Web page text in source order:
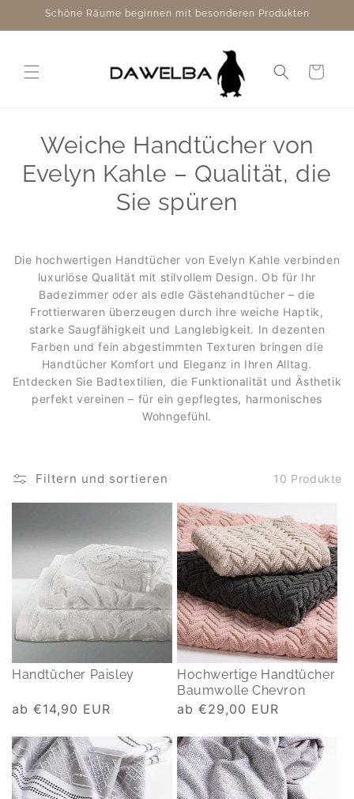
zum
Inhalt
Schöne Räume beginnen mit besonderen Produkten
Warenkorb
Weiche Handtücher von
Evelyn Kahle – Qualität, die
Sie spüren
Die hochwertigen Handtücher von Evelyn Kahle verbinden
luxuriöse Qualität mit stilvollem Design. Ob für Ihr
Badezimmer oder als edle Gästehandtücher – die
Frottierwaren überzeugen durch ihre weiche Haptik,
starke Saugfähigkeit und Langlebigkeit. In dezenten
Farben und fein abgestimmten Texturen bringen die
Handtücher Komfort und Eleganz in Ihren Alltag.
Entdecken Sie Badtextilien, die Funktionalität und Ästhetik
perfekt vereinen – für ein gepflegtes, harmonisches
Wohngefühl.
Filtern und sortieren 10 Produkte
Handtücher Paisley
Normaler
ab €14,90 EUR
Hochwertige Handtücher
Baumwolle Chevron
Normaler
ab €29,00 EUR